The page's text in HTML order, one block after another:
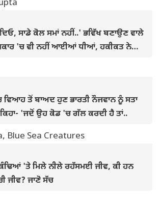
ਸਾਡੇ ਕੋਲ ਸਮਾਂ ਨਹੀਂ..' ਭਵਿੱਖ ਬਣਾਉਣ ਵਾਲੇ
'ਚ ਵੀ ਨਹੀਂ ਆਈਆਂ ਧੀਆਂ, ਹਕੀਕਤ ਨੇ
ਵਿਆਹ ਤੋਂ ਬਾਅਦ ਹੁਣ ਭਾਰਤੀ ਨੌਜਵਾਨ ਨੂੰ ਸਤਾ
'ਜਦੋਂ ਉਹ ਕੋਡ 'ਚ ਗੱਲ ਕਰਦੀ ਹੈ ਤਾਂ..
ਕੰਢਿਆਂ 'ਤੇ ਮਿਲੇ ਨੀਲੇ ਰਹੱਸਮਈ ਜੀਵ, ਕੀ ਹਨ
ਜੀਵ? ਜਾਣੋ ਸੱਚ